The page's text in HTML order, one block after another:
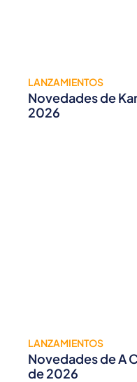
LANZAMIENTOS
Novedades de
2026
LANZAMIENTOS
Novedades de A
de 2026